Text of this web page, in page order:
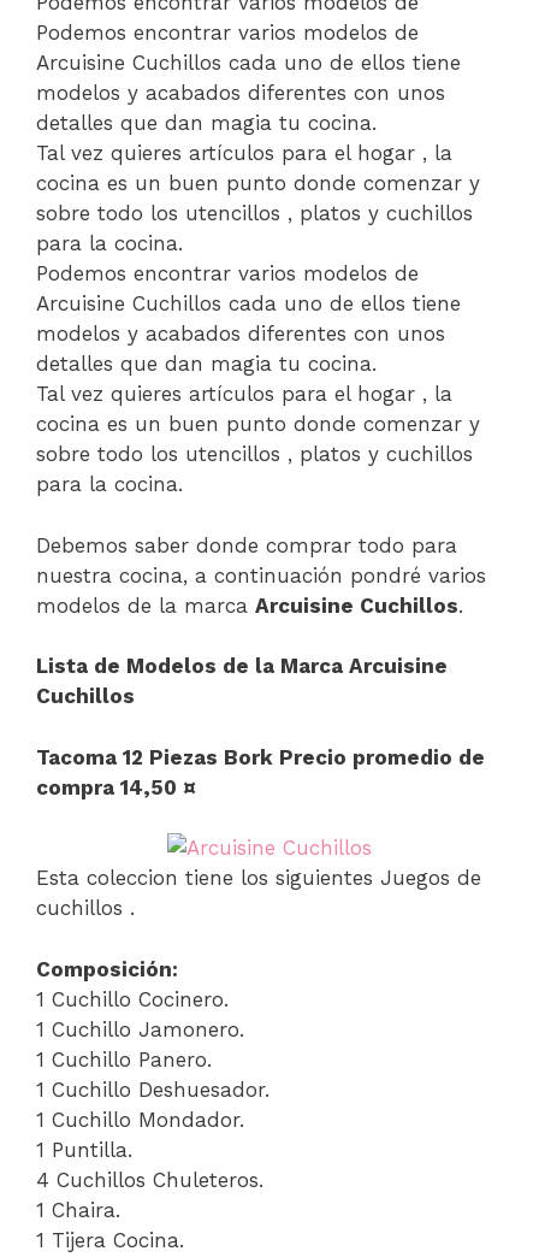
Podemos encontrar varios modelos de
Arcuisine Cuchillos cada uno de ellos tiene
modelos y acabados diferentes con unos
detalles que dan magia tu cocina.
Tal vez quieres artículos para el hogar , la
cocina es un buen punto donde comenzar y
sobre todo los utencillos , platos y cuchillos
para la cocina.
Podemos encontrar varios modelos de
Arcuisine Cuchillos cada uno de ellos tiene
modelos y acabados diferentes con unos
detalles que dan magia tu cocina.
Tal vez quieres artículos para el hogar , la
cocina es un buen punto donde comenzar y
sobre todo los utencillos , platos y cuchillos
para la cocina.
Debemos saber donde comprar todo para
nuestra cocina, a continuación pondré varios
modelos de la marca Arcuisine Cuchillos.
Lista de Modelos de la Marca Arcuisine
Cuchillos
Tacoma 12 Piezas Bork Precio promedio de
compra 14,50 ¤
Esta coleccion tiene los siguientes Juegos de
cuchillos .
Composición:
1 Cuchillo Cocinero.
1 Cuchillo Jamonero.
1 Cuchillo Panero.
1 Cuchillo Deshuesador.
1 Cuchillo Mondador.
1 Puntilla.
4 Cuchillos Chuleteros.
1 Chaira.
1 Tijera Cocina.